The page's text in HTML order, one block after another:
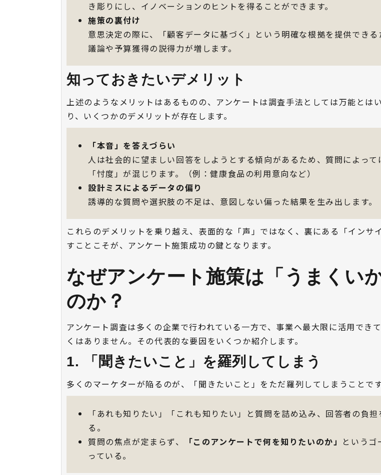
き彫りにし、イノベーションのヒントを得ることができます。
施策の裏付け
意思決定の際に、「顧客データに基づく」という明確な根拠を提供できる
議論や予算獲得の説得力が増します。
知っておきたいデメリット
上述のようなメリットはあるものの、アンケートは調査手法としては万能とは
り、いくつかのデメリットが存在します。
「本音」を答えづらい
人は社会的に望ましい回答をしようとする傾向があるため、質問によって
「忖度」が混じります。（例：健康食品の利用意向など）
設計ミスによるデータの偏り
誘導的な質問や選択肢の不足は、意図しない偏った結果を生み出します。
これらのデメリットを乗り越え、表面的な「声」ではなく、裏にある「インサ
すことこそが、アンケート施策成功の鍵となります。
なぜアンケート施策は「うまくいか
のか？
アンケート調査は多くの企業で行われている一方で、事業へ最大限に活用でき
くはありません。その代表的な要因をいくつか紹介します。
1. 「聞きたいこと」を羅列してしまう
多くのマーケターが陥るのが、「聞きたいこと」をただ羅列してしまうことです
「あれも知りたい」「これも知りたい」と質問を詰め込み、回答者の負
る。
質問の焦点が定まらず、
「このアンケートで何を知りたいのか」 というゴ
っている。